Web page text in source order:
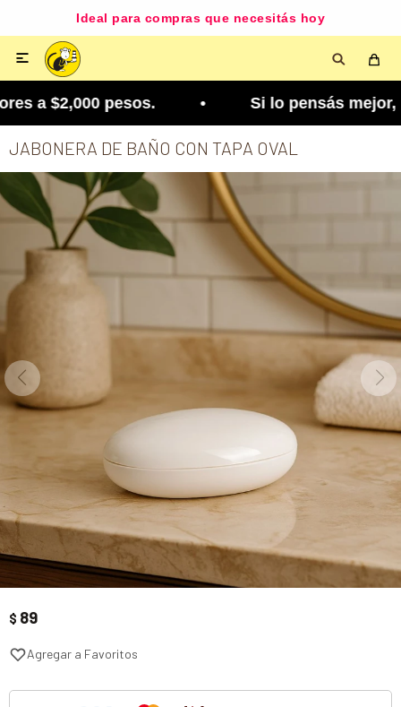
Ideal para compras que necesitás hoy

a $2,000 pesos. • Si lo pensás mejor, lo
JABONERA DE BAÑO CON TAPA OVAL
$ 89